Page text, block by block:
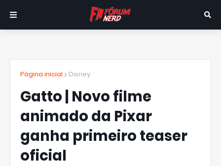
Página inicial Disney
Gatto | Novo filme
animado da Pixar
ganha primeiro teaser
oficial